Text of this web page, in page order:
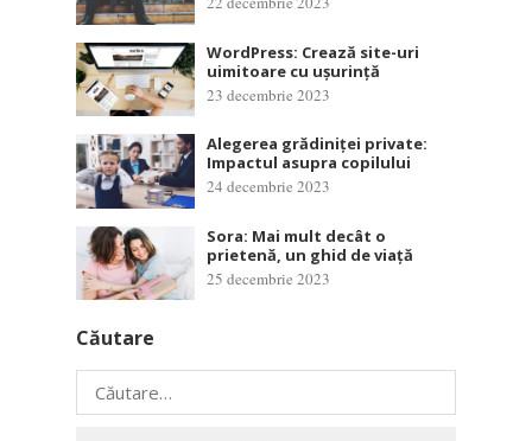
WordPress: Crează site-uri
uimitoare cu ușurință
23 decembrie 2023
Alegerea grădiniței private:
Impactul asupra copilului
24 decembrie 2023
Sora: Mai mult decât o
prietenă, un ghid de viață
25 decembrie 2023
Căutare
Caută
după: